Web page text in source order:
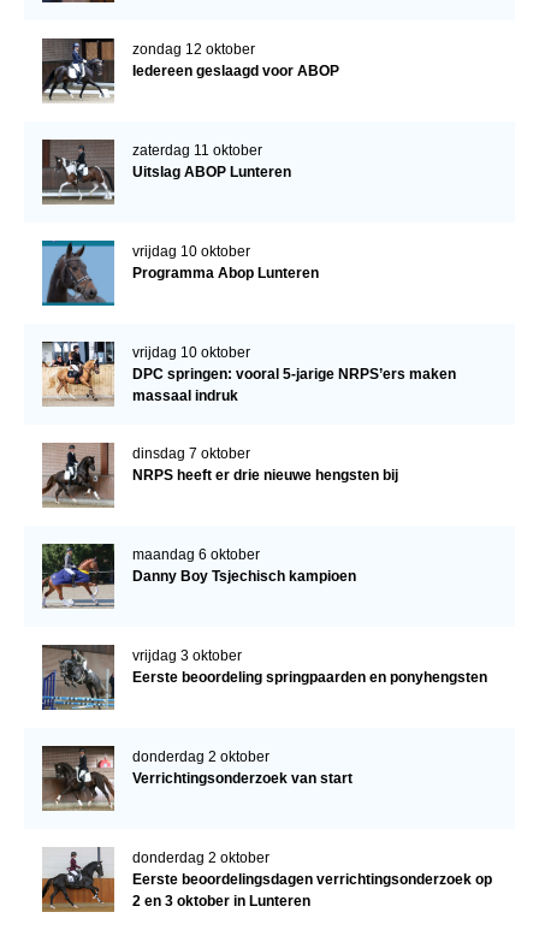
zondag 12 oktober
Iedereen geslaagd voor ABOP
zaterdag 11 oktober
Uitslag ABOP Lunteren
vrijdag 10 oktober
Programma Abop Lunteren
vrijdag 10 oktober
DPC springen: vooral 5-jarige NRPS’ers maken
massaal indruk
dinsdag 7 oktober
NRPS heeft er drie nieuwe hengsten bij
maandag 6 oktober
Danny Boy Tsjechisch kampioen
vrijdag 3 oktober
Eerste beoordeling springpaarden en ponyhengsten
donderdag 2 oktober
Verrichtingsonderzoek van start
donderdag 2 oktober
Eerste beoordelingsdagen verrichtingsonderzoek op
2 en 3 oktober in Lunteren